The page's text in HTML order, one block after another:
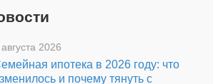
2026
ипотека в 2026 году: что
и почему тянуть с